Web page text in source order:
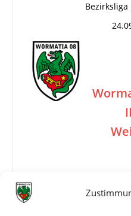
Bezirksliga
II